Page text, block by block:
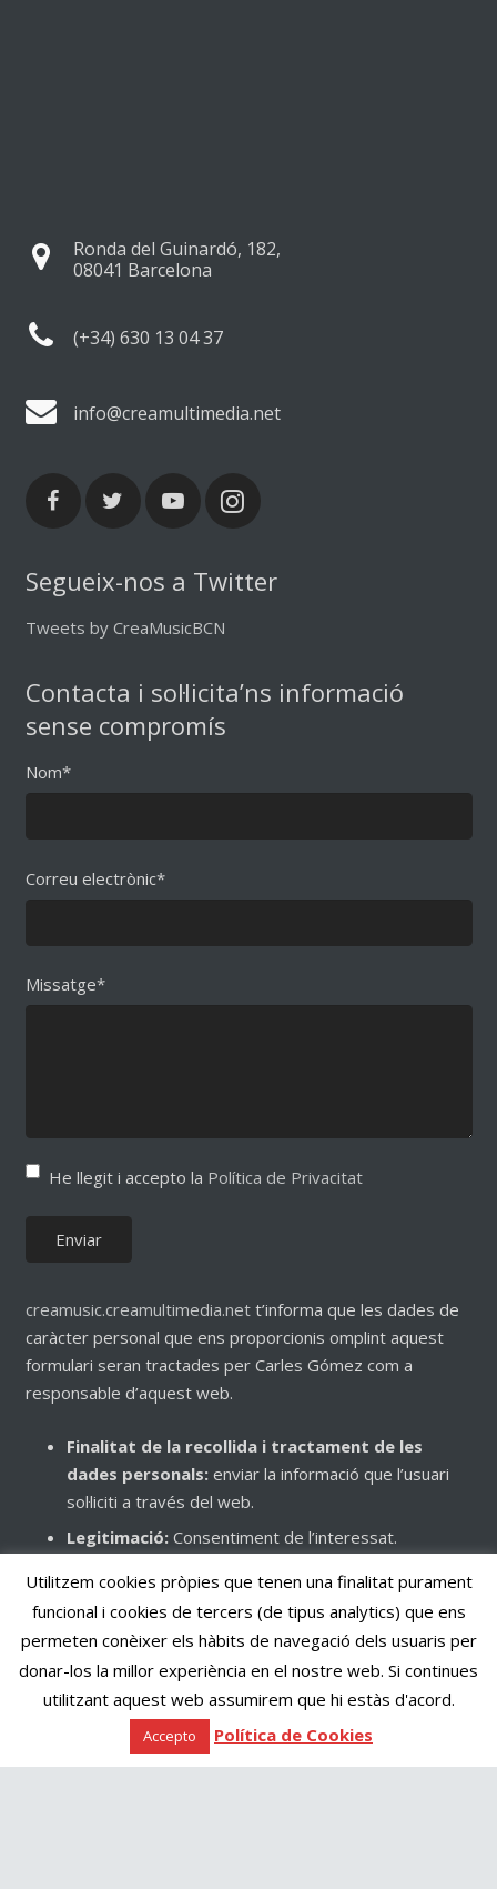
Ronda del Guinardó, 182,
08041 Barcelona
(+34) 630 13 04 37
info@creamultimedia.net
Segueix-nos a Twitter
Tweets by CreaMusicBCN
Contacta i sol·licita’ns informació
sense compromís
Nom*
Correu electrònic*
Missatge*
He llegit i accepto la Política de Privacitat
creamusic.creamultimedia.nett’informa que les dades de
caràcter personal que ens proporcionis omplint aquest
formulari seran tractades per Carles Gómez com a
responsable d’aquest web.
Finalitat de la recollida i tractament de les
dades personals: enviar la informació que l’usuari
sol·liciti a través del web.
Legitimació: Consentiment de l’interessat.
Destinataris:
Hosting:
1&1 Internet España S.L.U.
Drets:Podràs exercir els teus drets d’accés,
rectificació, limitació i suprimir les dades enviant un
email ainfo@creamultimedia.net, així com el dret a
presentar una reclamació davant d’una autoritat de
Informació addicional:
Utilitzem cookies pròpies que tenen una finalitat purament
funcional i cookies de tercers (de tipus analytics) que ens
permeten conèixer els hàbits de navegació dels usuaris per
donar-los la millor experiència en el nostre web. Si continues
utilitzant aquest web assumirem que hi estàs d'acord.
Accepto Política de Cookies